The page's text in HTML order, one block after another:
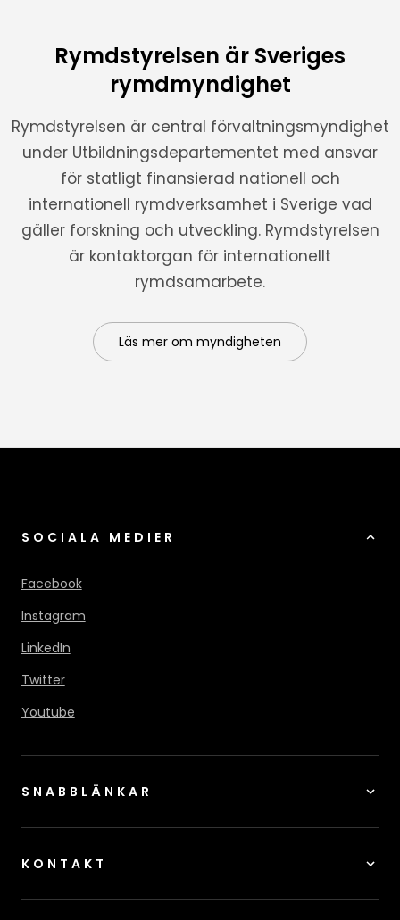
Rymdstyrelsen är Sveriges
rymdmyndighet
Rymdstyrelsen är central förvaltningsmyndighet
under Utbildningsdepartementet med ansvar
för statligt finansierad nationell och
internationell rymdverksamhet i Sverige vad
gäller forskning och utveckling. Rymdstyrelsen
är kontaktorgan för internationellt
rymdsamarbete.
Läs mer om myndigheten
SOCIALA MEDIER
Facebook
Instagram
LinkedIn
Twitter
Youtube
SNABBLÄNKAR
KONTAKT